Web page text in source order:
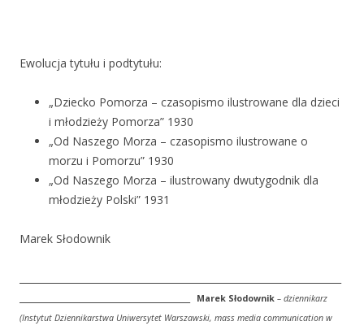
Ewolucja tytułu i podtytułu:
„Dziecko Pomorza – czasopismo ilustrowane dla dzieci
i młodzieży Pomorza” 1930
„Od Naszego Morza – czasopismo ilustrowane o
morzu i Pomorzu” 1930
„Od Naszego Morza – ilustrowany dwutygodnik dla
młodzieży Polski” 1931
Marek Słodownik
Marek Słodownik – dziennikarz
(Instytut Dziennikarstwa Uniwersytet Warszawski, mass media communication w